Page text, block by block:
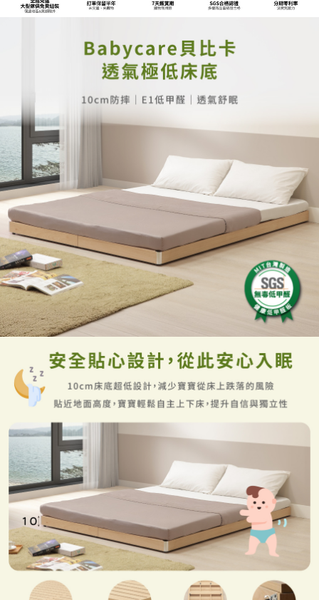
【注意事項】
易，需依本服務之必要範圍內提供個人資料，並將交易相關給付款項請求債
權轉讓予恩沛科技股份有限公司。
２．關於個人資料處理事宜，請瀏覽以下網址：
https://aftee.tw/terms/#terms3
「AFTEE先享後付」，若未經同意申辦者引起之損失，本公司不負相關責
任。
４．使用「AFTEE先享後付」時，將依據個別帳號之用戶狀況，依本公司即
時審查核予不同之上限額度；若仍有額度不足之情形，本公司將視審查結果
請求用戶進行身份認證。
５．嚴禁一人註冊多個帳號或使用他人資訊註冊。若發現惡意使用之情形，
恩沛科技股份有限公司將有權停止該用戶之使用額度並採取法律行動。